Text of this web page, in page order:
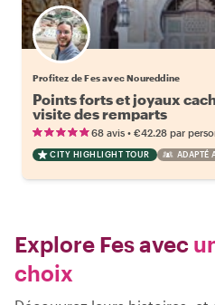
Profitez de Fes avec Noureddine
Points forts et joyaux
visite des remparts
68 avis • €42.28 par
CITY HIGHLIGHT TOUR ADAPTÉ
Explore Fes avec
choix